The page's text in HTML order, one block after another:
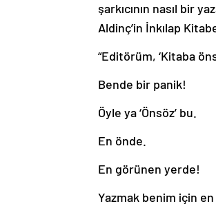
şarkıcının nasıl bir
Aldinç’in İnkılap
“Editörüm, ‘Kitaba
Bende bir panik!
Öyle ya ‘Önsöz’ bu.
En önde.
En görünen yerde!
Yazmak benim için